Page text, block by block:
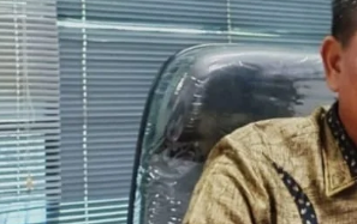
Pemkab Seruyan
Pemkab Sukamara
DPRD Seruyan
DPRD Sukamara